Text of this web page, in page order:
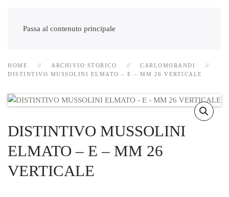
Passa al contenuto principale
HOME ARCHIVIO STORICO
CARLOMORANDI
DISTINTIVO MUSSOLINI ELMATO – E – MM 26 VERTICALE
DISTINTIVO MUSSOLINI
ELMATO – E – MM 26
VERTICALE